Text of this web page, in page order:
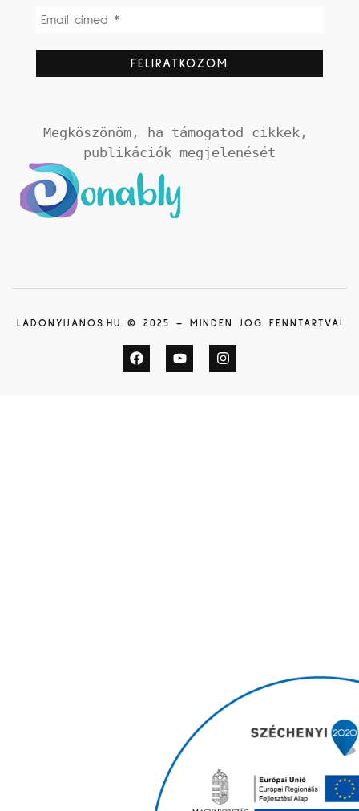
Megköszönöm, ha támogatod cikkek,
publikációk megjelenését
LADONYIJANOS.HU © 2025 – MINDEN JOG FENNTARTVA!